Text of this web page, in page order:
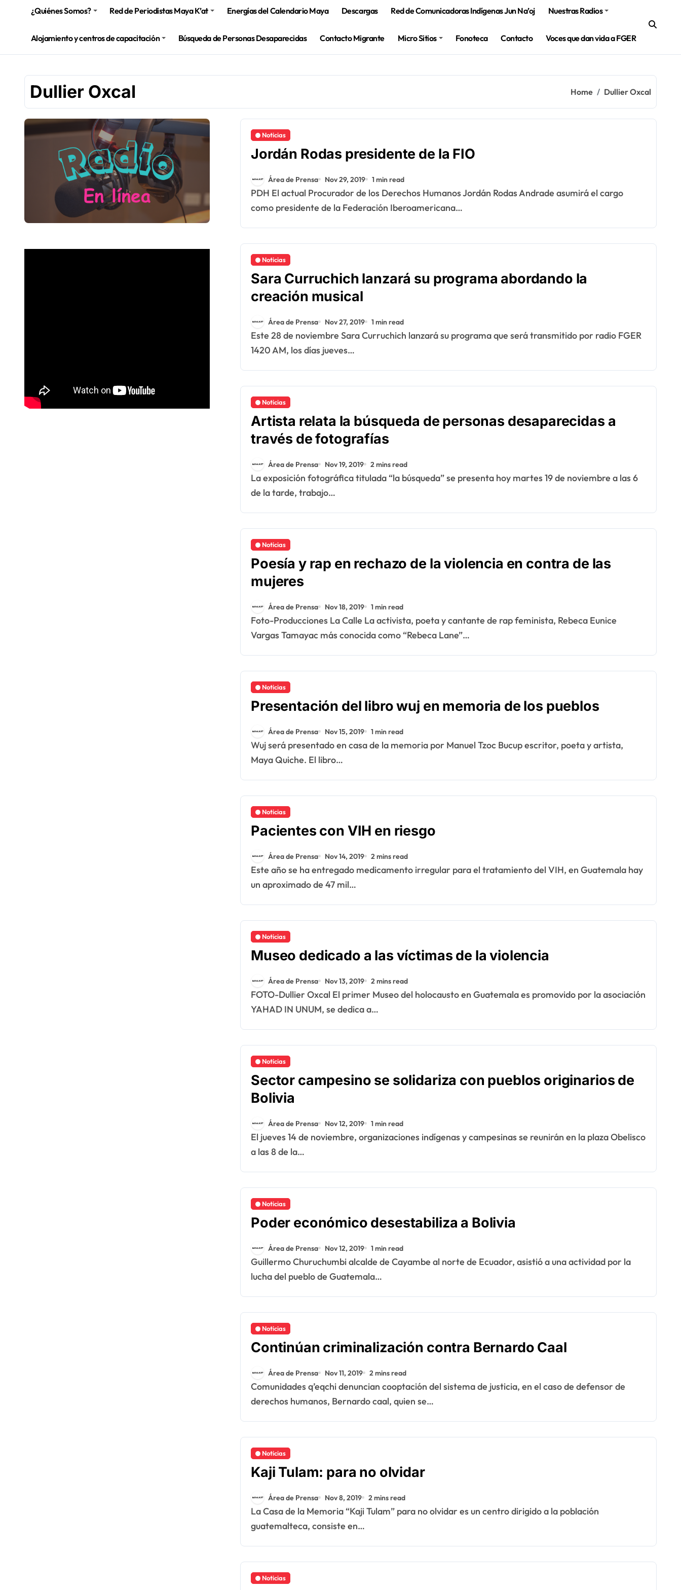
¿Quiénes Somos? Red de Periodistas Maya K’at Energías del Calendario Maya Descargas Red de Comunicadoras Indígenas Jun Na’oj Nuestras Radios
Alojamiento y centros de capacitación Búsqueda de Personas Desaparecidas Contacto Migrante Micro Sitios Fonoteca Contacto Voces que dan vida a FGER
Dullier Oxcal Home Dullier Oxcal
Noticias
Jordán Rodas presidente de la FIO
Área de Prensa Nov 29, 2019 1 min read
PDH El actual Procurador de los Derechos Humanos Jordán Rodas Andrade asumirá el cargo
como presidente de la Federación Iberoamericana…
Noticias
Sara Curruchich lanzará su programa abordando la
creación musical
Área de Prensa Nov 27, 2019 1 min read
Este 28 de noviembre Sara Curruchich lanzará su programa que será transmitido por radio FGER
1420 AM, los días jueves…
Noticias
Artista relata la búsqueda de personas desaparecidas a
través de fotografías
Área de Prensa Nov 19, 2019 2 mins read
La exposición fotográfica titulada “la búsqueda” se presenta hoy martes 19 de noviembre a las 6
de la tarde, trabajo…
Noticias
Poesía y rap en rechazo de la violencia en contra de las
mujeres
Área de Prensa Nov 18, 2019 1 min read
Foto-Producciones La Calle La activista, poeta y cantante de rap feminista, Rebeca Eunice
Vargas Tamayac más conocida como “Rebeca Lane”…
Noticias
Presentación del libro wuj en memoria de los pueblos
Área de Prensa Nov 15, 2019 1 min read
Wuj será presentado en casa de la memoria por Manuel Tzoc Bucup escritor, poeta y artista,
Maya Quiche. El libro…
Noticias
Pacientes con VIH en riesgo
Área de Prensa Nov 14, 2019 2 mins read
Este año se ha entregado medicamento irregular para el tratamiento del VIH, en Guatemala hay
un aproximado de 47 mil…
Noticias
Museo dedicado a las víctimas de la violencia
Área de Prensa Nov 13, 2019 2 mins read
FOTO-Dullier Oxcal El primer Museo del holocausto en Guatemala es promovido por la asociación
YAHAD IN UNUM, se dedica a…
Noticias
Sector campesino se solidariza con pueblos originarios de
Bolivia
Área de Prensa Nov 12, 2019 1 min read
El jueves 14 de noviembre, organizaciones indígenas y campesinas se reunirán en la plaza Obelisco
a las 8 de la…
Noticias
Poder económico desestabiliza a Bolivia
Área de Prensa Nov 12, 2019 1 min read
Guillermo Churuchumbi alcalde de Cayambe al norte de Ecuador, asistió a una actividad por la
lucha del pueblo de Guatemala…
Noticias
Continúan criminalización contra Bernardo Caal
Área de Prensa Nov 11, 2019 2 mins read
Comunidades q’eqchi denuncian cooptación del sistema de justicia, en el caso de defensor de
derechos humanos, Bernardo caal, quien se…
Noticias
Kaji Tulam: para no olvidar
Área de Prensa Nov 8, 2019 2 mins read
La Casa de la Memoria “Kaji Tulam” para no olvidar es un centro dirigido a la población
guatemalteca, consiste en…
Noticias